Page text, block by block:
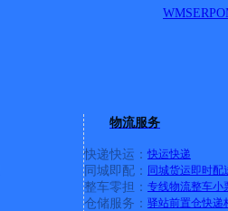
WMSERP
物流服务
快递快运： 快运快递
同城即配： 同城货运即时配
整车零担： 专线物流整车小
仓储服务： 驿站前置仓快递